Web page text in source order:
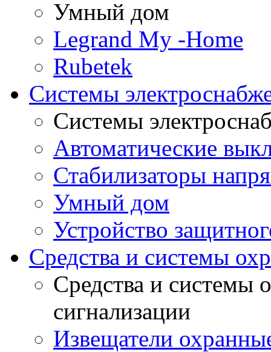
Умный дом
Legrand My -Home
Rubetek
Системы
Системы
Автоматические
Стабилизаторы
Умный дом
Устройство
Средства и системы
Средства и системы
сигнализации
Извещатели